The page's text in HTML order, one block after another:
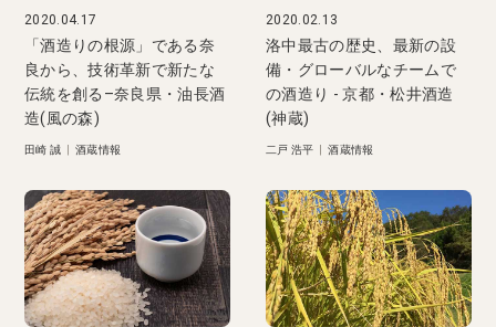
2020.04.17
「酒造りの根源」である奈
良から、技術革新で新たな
伝統を創る–奈良県・油長酒
造(風の森)
田崎 誠 酒蔵情報
2020.02.13
洛中最古の歴史、最新の設
備・グローバルなチームで
の酒造り - 京都・松井酒造
(神蔵)
二戸 浩平 |酒蔵情報